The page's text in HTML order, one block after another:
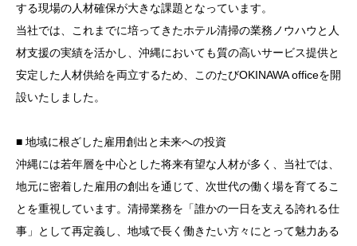
する現場の人材確保が大きな課題となっています。
当社では、これまでに培ってきたホテル清掃の業務ノウハウと人
材支援の実績を活かし、沖縄においても質の高いサービス提供と
安定した人材供給を両立するため、このたびOKINAWA officeを開
設いたしました。
■ 地域に根ざした雇用創出と未来への投資
沖縄には若年層を中心とした将来有望な人材が多く、当社では、
地元に密着した雇用の創出を通じて、次世代の働く場を育てるこ
とを重視しています。清掃業務を「誰かの一日を支える誇れる仕
事」として再定義し、地域で長く働きたい方々にとって魅力ある